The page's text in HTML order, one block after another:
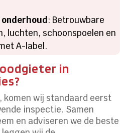
: Betrouwbare
luchten, schoonspoelen en
A-label.
in
komen wij standaard eerst
inspectie. Samen
en adviseren we de beste